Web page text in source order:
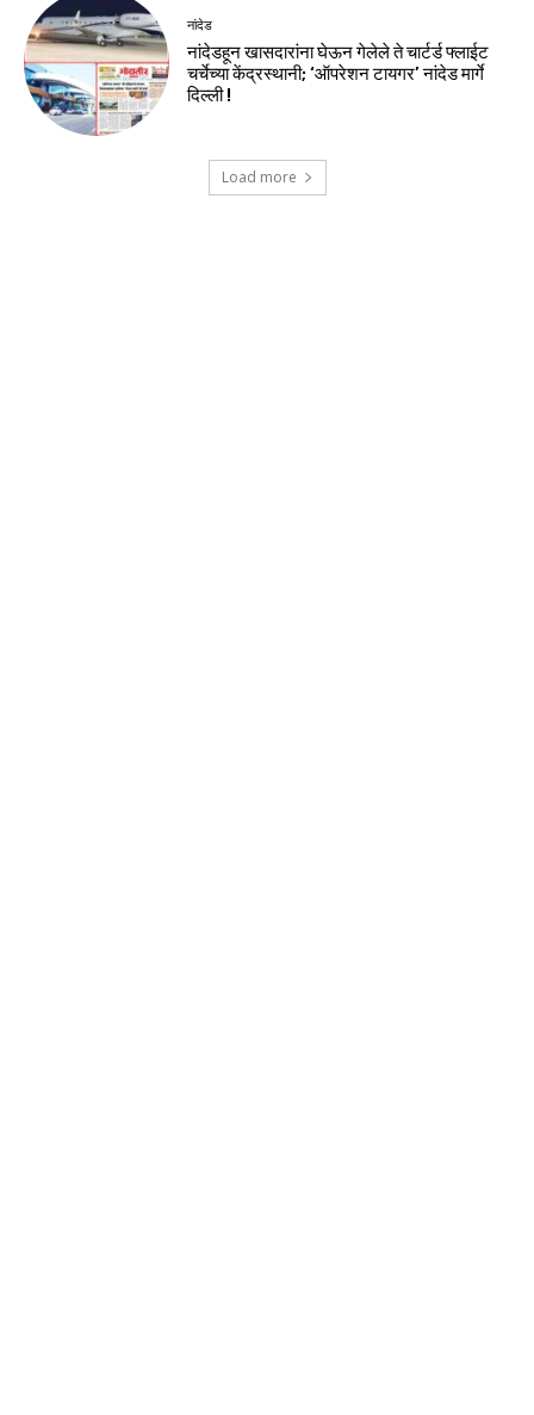
नांदेड
नांदेडहून खासदारांना घेऊन गेलेले ते चार्टर्ड फ्लाईट
चर्चेच्या केंद्रस्थानी; ‘ऑपरेशन टायगर’ नांदेड मार्गे
दिल्ली !
Load more